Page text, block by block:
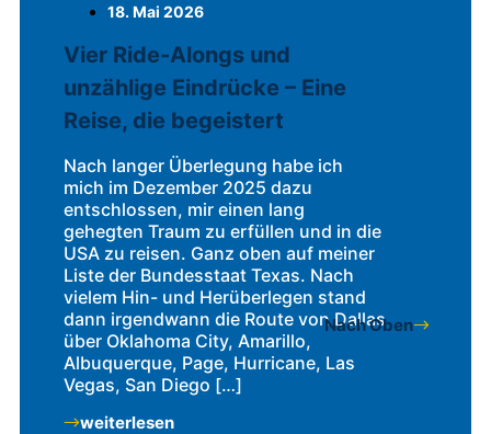
18. Mai 2026
Vier Ride-Alongs und
unzählige Eindrücke – Eine
Reise, die begeistert
Nach langer Überlegung habe ich
mich im Dezember 2025 dazu
entschlossen, mir einen lang
gehegten Traum zu erfüllen und in die
USA zu reisen. Ganz oben auf meiner
Liste der Bundesstaat Texas. Nach
vielem Hin- und Herüberlegen stand
dann irgendwann die Route von Dallas
über Oklahoma City, Amarillo,
Albuquerque, Page, Hurricane, Las
Vegas, San Diego […]
weiterlesen
Nach Oben